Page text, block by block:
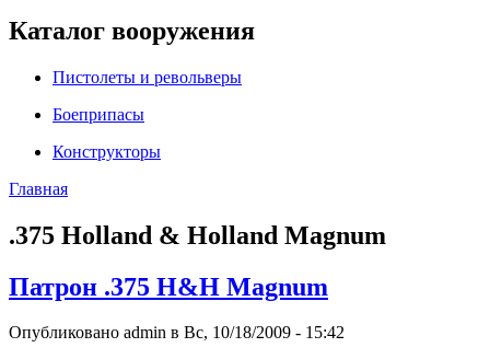
Каталог вооружения
Пистолеты и револьверы
Боеприпасы
Конструкторы
Главная
.375 Holland & Holland Magnum
Патрон .375 H&H Magnum
Опубликовано admin в Вс, 10/18/2009 - 15:42